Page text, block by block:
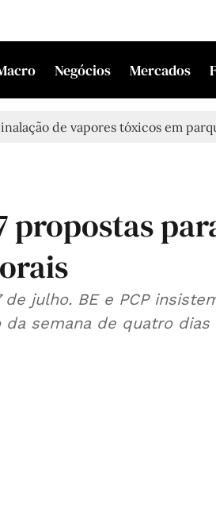
Negócios Mercados
de vapores tóxicos em parque
propostas
julho. BE e PCP
semana de quatro dias